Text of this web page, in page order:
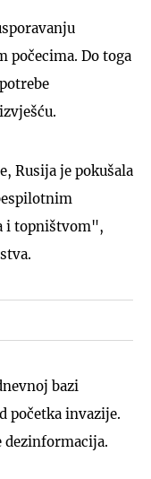
počecima. Do toga
Rusija je pokušala
i topništvom",
bazi
početka invazije.
dezinformacija.